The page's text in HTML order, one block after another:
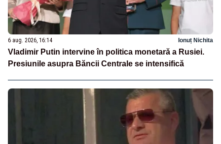
6 aug. 2026, 16:14 Ionuț Nichita
Vladimir Putin intervine în politica monetară a Rusiei.
Presiunile asupra Băncii Centrale se intensifică